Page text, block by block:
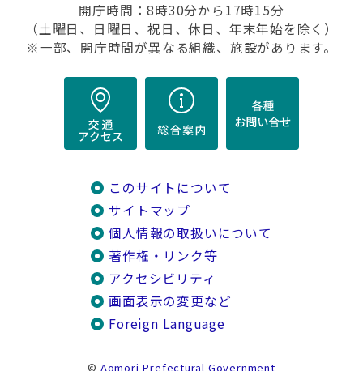
開庁時間：8時30分から17時15分
（土曜日、日曜日、祝日、休日、年末年始を除く）
※一部、開庁時間が異なる組織、施設があります。
このサイトについて
サイトマップ
個人情報の取扱いについて
著作権・リンク等
アクセシビリティ
画面表示の変更など
Foreign Language
© Aomori Prefectural Government